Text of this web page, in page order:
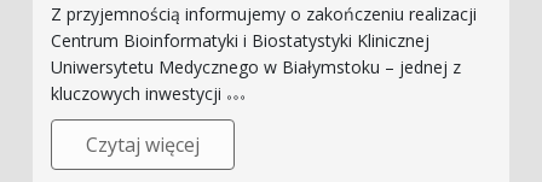
Z przyjemnością informujemy o zakończeniu realizacji
Centrum Bioinformatyki i Biostatystyki Klinicznej
Uniwersytetu Medycznego w Białymstoku – jednej z
kluczowych inwestycji
Czytaj więcej